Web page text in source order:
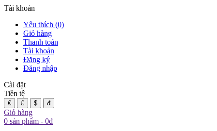
Tài khoản
Yêu thích (0)
Giỏ hàng
Thanh toán
Tài khoản
Đăng ký
Đăng nhập
Cài đặt
Tiền tệ
€ £ $ đ
Giỏ hàng
0 sản phẩm - 0đ